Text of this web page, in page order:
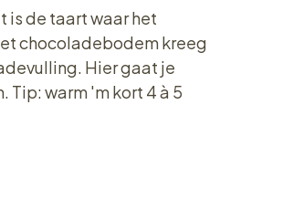
is de taart waar het
chocoladebodem kreeg
Hier gaat je
warm 'm kort 4 à 5